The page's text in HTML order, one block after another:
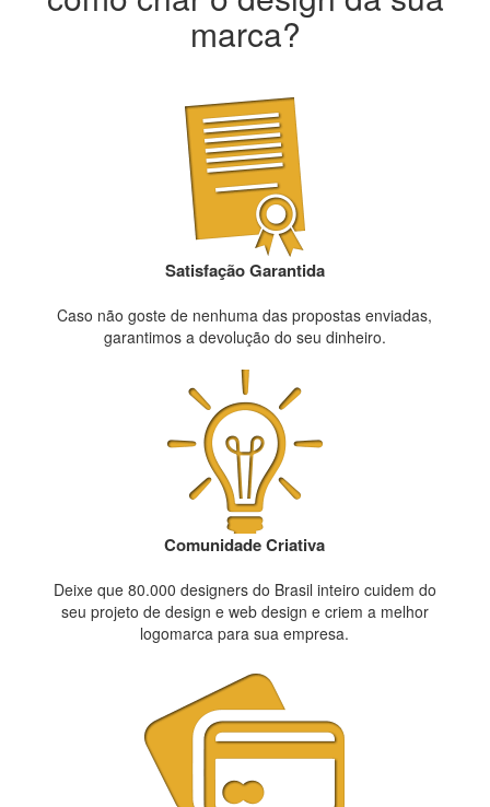
marca?
Satisfação Garantida
Caso não goste de nenhuma das propostas enviadas,
garantimos a devolução do seu dinheiro.
Comunidade Criativa
Deixe que 80.000 designers do Brasil inteiro cuidem do
seu projeto de design e web design e criem a melhor
logomarca para sua empresa.